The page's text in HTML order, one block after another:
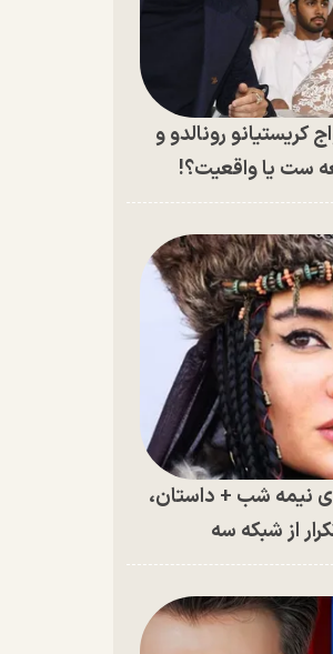
کریستیانو رونالدو و
ست یا واقعیت؟!
نیمه شب + داستان،
از شبکه سه